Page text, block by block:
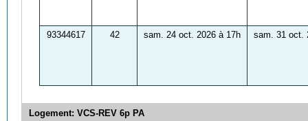
93344617 42 sam. 24 oct. 2026 à 17h sam. 31 oct.
Logement: VCS-REV 6p PA